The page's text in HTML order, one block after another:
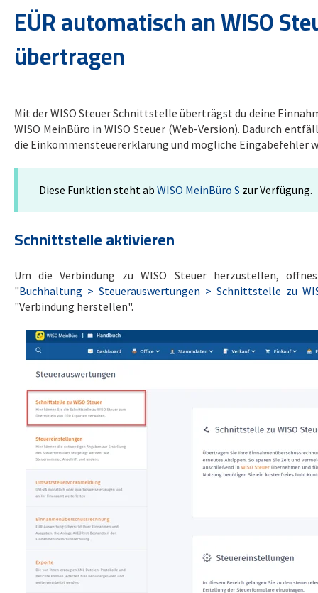
EÜR automatisch an WISO
übertragen
Mit der WISO Steuer Schnittstelle überträgst du deine
WISO MeinBüro in WISO Steuer (Web-Version). Dadurch
die Einkommensteuererklärung und mögliche Eingabefehler
Diese Funktion steht ab WISO MeinBüro S zur Verfügung.
Schnittstelle aktivieren
Um die Verbindung zu WISO Steuer herzustellen,
"Buchhaltung > Steuerauswertungen > Schnittstelle zu
"Verbindung herstellen".